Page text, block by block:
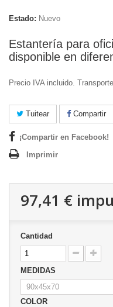
Estado: Nuevo
Estantería para
disponible en
Precio IVA incluido.
Tuitear Compartir
¡Compartir en Facebook!
Imprimir
97,41 €
Cantidad
MEDIDAS
COLOR